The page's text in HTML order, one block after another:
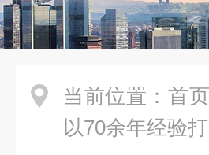
当前位置： 首页
以70余年经验